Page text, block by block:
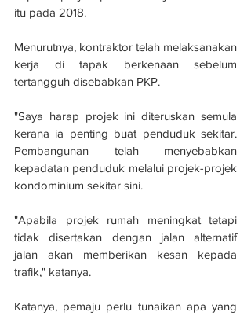
itu pada 2018.
Menurutnya, kontraktor telah melaksanakan
kerja di tapak berkenaan sebelum
tertangguh disebabkan PKP.
"Saya harap projek ini diteruskan semula
kerana ia penting buat penduduk sekitar.
Pembangunan telah menyebabkan
kepadatan penduduk melalui projek-projek
kondominium sekitar sini.
"Apabila projek rumah meningkat tetapi
tidak disertakan dengan jalan alternatif
jalan akan memberikan kesan kepada
trafik," katanya.
Katanya, pemaju perlu tunaikan apa yang